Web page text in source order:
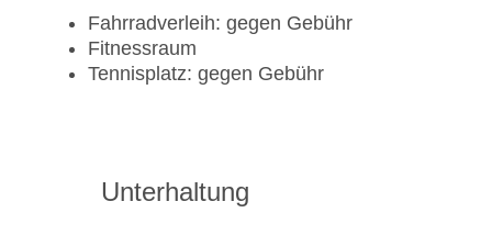
Fahrradverleih: gegen Gebühr
Fitnessraum
Tennisplatz: gegen Gebühr
Unterhaltung